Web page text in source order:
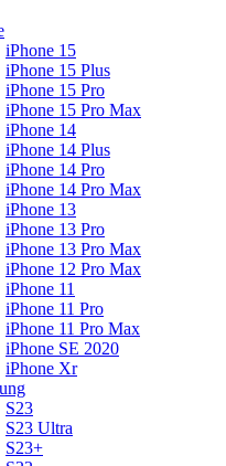
iPhone 15
iPhone 15 Plus
iPhone 15 Pro
iPhone 15 Pro Max
iPhone 14
iPhone 14 Plus
iPhone 14 Pro
iPhone 14 Pro Max
iPhone 13
iPhone 13 Pro
iPhone 13 Pro Max
iPhone 12 Pro Max
iPhone 11
iPhone 11 Pro
iPhone 11 Pro Max
iPhone SE 2020
iPhone Xr
S23
S23 Ultra
S23+